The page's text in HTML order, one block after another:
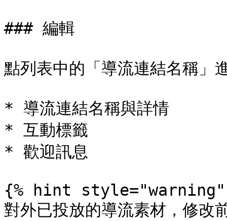
### 編輯
點列表中的「導流連結名稱」
* 導流連結名稱與詳情
* 互動標籤
* 歡迎訊息
{% hint style="warning"
對外已投放的導流素材，修改